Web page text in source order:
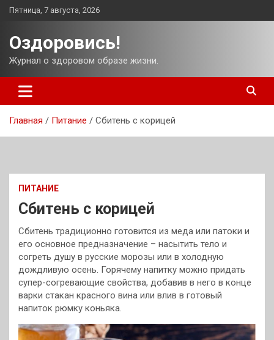
Перейти
Пятница, 7 августа, 2026
Оздоровись!
Журнал о здоровом образе жизни.
Главная Питание Сбитень с корицей
ПИТАНИЕ
Сбитень с корицей
Сбитень традиционно готовится из меда или патоки и
его основное предназначение – насытить тело и
согреть душу в русские морозы или в холодную
дождливую осень. Горячему напитку можно придать
супер-согревающие свойства, добавив в него в конце
варки стакан красного вина или влив в готовый
напиток рюмку коньяка.